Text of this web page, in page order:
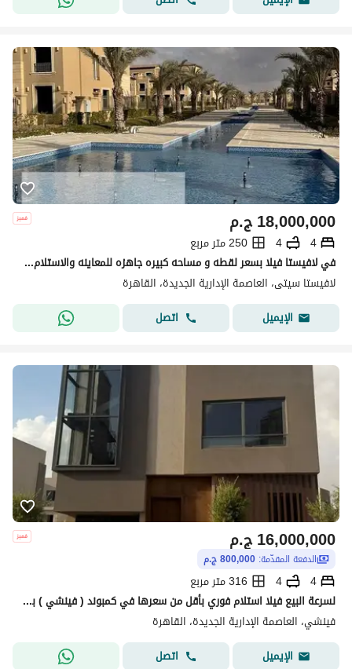
ج.م18,000,000
4
4
250 متر مربع
في لافيستا فيلا بسعر لقطه و مساحه كبيره جاهزه للمعاينه والاستلام فوري4 غرف بالتقسيط .
لافيستا سيتى، العاصمة الإدارية الجديدة، القاهرة
الإيميل
اتصل
ج.م16,000,000
الدفعة المقدّمة: 800,000 ج.م
4
4
316 متر مربع
لسرعة البيع فيلا استلام فوري بأقل من سعرها في كمبوند ( فينشي ) بالعاصمة الادارية الجديدة في R7 منطقة الدبلوماسية ( جاهزة للمعاينة )
فينشي، العاصمة الإدارية الجديدة، القاهرة
الإيميل
اتصل